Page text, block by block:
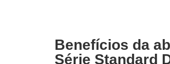
Benefícios da
Série Standard